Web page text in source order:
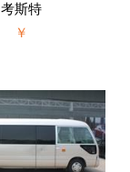
考斯特
￥